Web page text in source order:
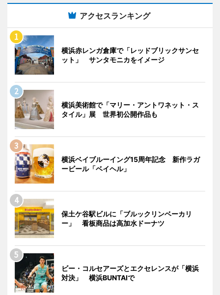
アクセスランキング
横浜赤レンガ倉庫で「レッドブリックサンセ
ット」 サンタモニカをイメージ
横浜美術館で「マリー・アントワネット・ス
タイル」展 世界初公開作品も
横浜ベイブルーイング15周年記念 新作ラガ
ービール「ベイヘル」
保土ケ谷駅ビルに「ブルックリンベーカリ
ー」 看板商品は高加水ドーナツ
ビー・コルセアーズとエクセレンスが「横浜
対決」 横浜BUNTAIで